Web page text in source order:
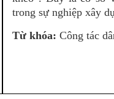
trong sự nghiệp xây
Từ khóa: Công tác